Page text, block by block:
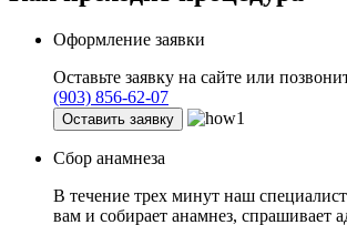
Оформление заявки
Оставьте заявку на сайте или
(903) 856-62-07
Оставить заявку
Сбор анамнеза
В течение трех минут наш
вам и собирает анамнез, спрашивает